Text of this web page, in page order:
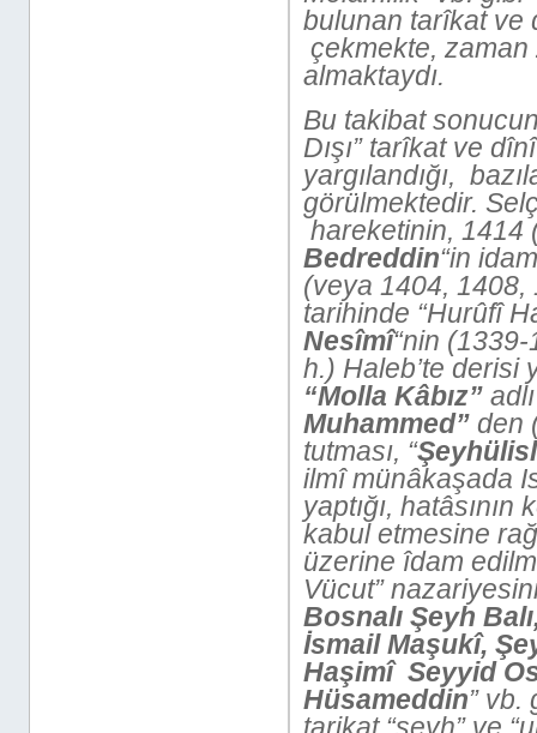
bulunan tarîkat ve
çekmekte, zaman
almaktaydı.
Bu takibat
Dışı” tarîkat ve
yargılandığı,
görülmektedir.
hareketinin, 1414
Bedreddin“in
(veya 1404, 1408,
tarihinde “Hurûfî
Nesîmî“nin
h.) Haleb’te derisi
“Molla Kâbız”
Muhammed”den
tutması, “
ilmî münâkaşada
yaptığı, hatâsının
kabul etmesine
üzerine îdam
Vücut”
Bosnalı Şeyh
İsmail Maşukî,
Haşimî Seyyid
Hüsameddin” vb.
tarikat “şeyh” ve